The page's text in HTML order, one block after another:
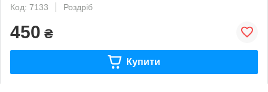
Код: 7133
Роздріб
450 ₴
Купити